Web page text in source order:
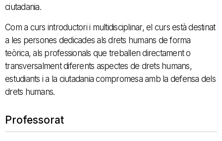
ciutadania.
Com a curs introductori i multidisciplinar, el curs està destinat
a les persones dedicades als drets humans de forma
teòrica, als professionals que treballen directament o
transversalment diferents aspectes de drets humans,
estudiants i a la ciutadania compromesa amb la defensa dels
drets humans.
Professorat